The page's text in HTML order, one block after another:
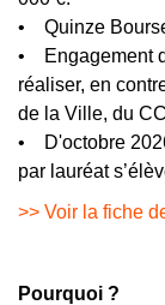
• Quinze
• Engagement
réaliser, en
de la Ville, du
• D'octobre
par lauréat
>> Voir la fiche
Pourquoi ?